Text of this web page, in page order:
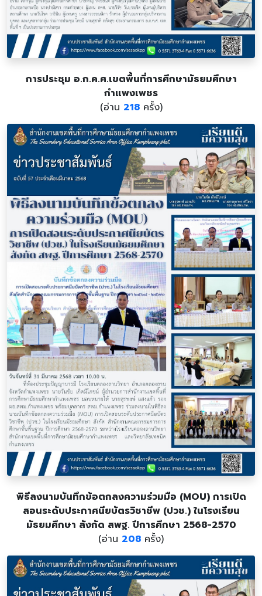
การประชุม อ.ก.ค.ศ.เขตพื้นที่การศึกษามัธยมศึกษา
กำแพงเพชร
(อ่าน 218ครั้ง)
พิธีลงนามบันทึกข้อตกลงความร่วมมือ (MOU) การเปิด
สอนระดับประกาศนียบัตรวิชาชีพ (ปวช.) ในโรงเรียน
มัธยมศึกษา สังกัด สพฐ. ปีการศึกษา 2568-2570
(อ่าน 208 ครั้ง)